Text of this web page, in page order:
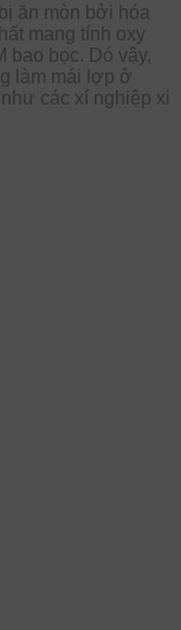
ăn mòn bởi hóa
mang tính oxy
bao bọc. Dó vậy,
làm mái lợp ở
các xí nghiệp xi